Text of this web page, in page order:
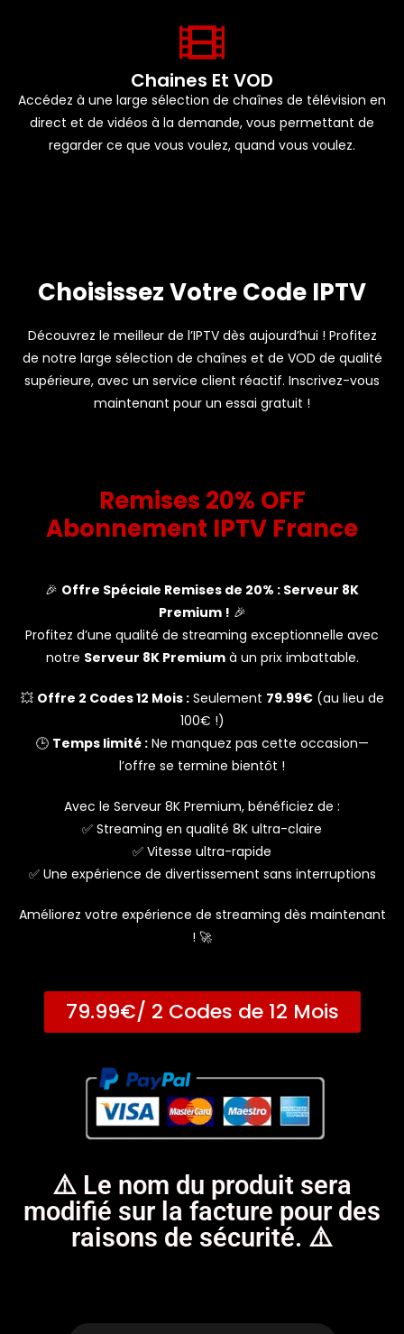
Chaines Et VOD
Accédez à une large sélection de chaînes de télévision en
direct et de vidéos à la demande, vous permettant de
regarder ce que vous voulez, quand vous voulez.
Choisissez Votre Code IPTV
Découvrez le meilleur de l’IPTV dès aujourd’hui ! Profitez
de notre large sélection de chaînes et de VOD de qualité
supérieure, avec un service client réactif. Inscrivez-vous
maintenant pour un essai gratuit !
Remises 20% OFF
Abonnement IPTV France
🎉 Offre Spéciale Remises de 20% : Serveur 8K
Premium ! 🎉
Profitez d’une qualité de streaming exceptionnelle avec
notre Serveur 8K Premiumà un prix imbattable.
💥 Offre 2 Codes 12 Mois :Seulement 79.99€(au lieu de
100€ !)
🕒 Temps limité :Ne manquez pas cette occasion—
l’offre se termine bientôt !
Avec le Serveur 8K Premium, bénéficiez de :
✅ Streaming en qualité 8K ultra-claire
✅ Vitesse ultra-rapide
✅ Une expérience de divertissement sans interruptions
Améliorez votre expérience de streaming dès maintenant
! 🚀
79.99€/ 2 Codes de 12 Mois
⚠️ Le nom du produit sera
modifié sur la facture pour des
raisons de sécurité. ⚠️